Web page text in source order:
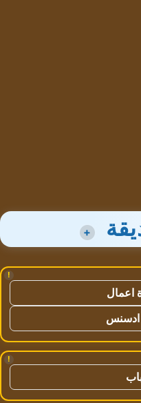
+
!
اعمال
ادسنس
!